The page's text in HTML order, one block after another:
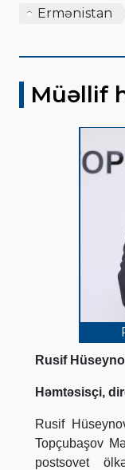
Ermənistan
Müəllif
Rusif
Həmtəsisçi,
Rusif
Topçubaşov
postsovet